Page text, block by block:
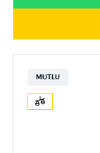
MUTLU